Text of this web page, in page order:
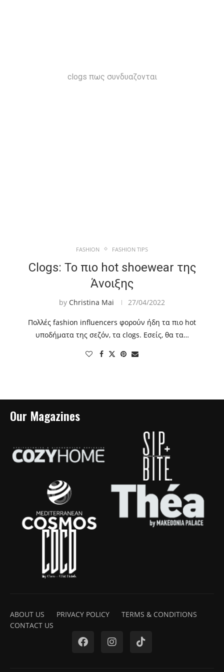
clogs πως συνδυαζονται
FASHION FASHION TIPS
Clogs: Το πιο hot shoewear της
Άνοιξης
by Christina Mai 27/04/2022
Πολλές fashion influencers φορούν ήδη τα πιο hot
υποδήματα της σεζόν, τα clogs. Εσείς, θα τα…
Our Magazines
ABOUT US PRIVACY POLICY
TERMS & CONDITIONS
CONTACT US